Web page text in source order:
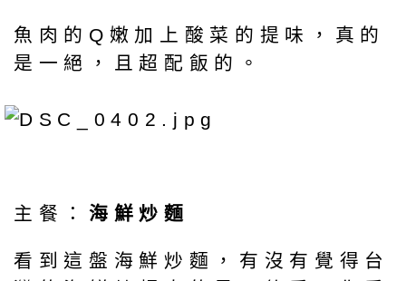
魚肉的Q嫩加上酸菜的提味，真的
是一絕，且超配飯的。
主餐： 海鮮炒麵
看到這盤海鮮炒麵，有沒有覺得台